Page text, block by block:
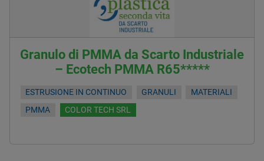
Granulo di PMMA da Scarto Industriale
– Ecotech PMMA R65*****
ESTRUSIONE IN CONTINUO GRANULI
MATERIALI
PMMA
COLOR TECH SRL